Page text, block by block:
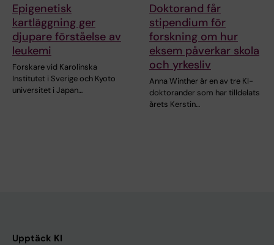
Epigenetisk
kartläggning ger
djupare förståelse av
leukemi
Forskare vid Karolinska
Institutet i Sverige och Kyoto
universitet i Japan…
Doktorand får
stipendium för
forskning om hur
eksem påverkar skola
och yrkesliv
Anna Winther är en av tre KI-
doktorander som har tilldelats
årets Kerstin…
Upptäck KI